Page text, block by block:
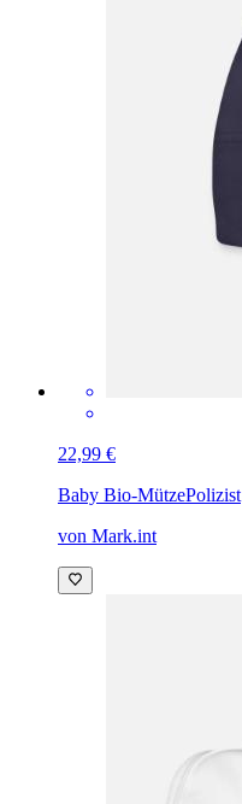
22,99 €
Baby Bio-MützePolizist
von Mark.int